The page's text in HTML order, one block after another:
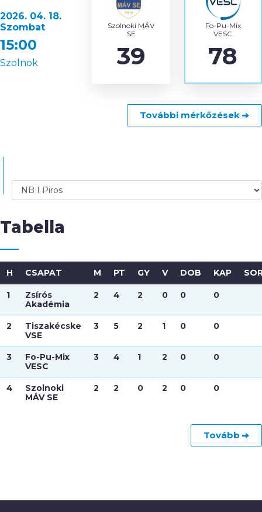
2026. 04. 18.
Szombat
15:00
Szolnok
Szolnoki MÁV
SE
39
Fo-Pu-Mix
VESC
78
További mérkőzések
Tabella
H CSAPAT M PT GY V DOB KAP
1
Zsírós
Akadémia
2 4 2 0 0 0
2
Tiszakécske
VSE
3 5 2 1 0 0
3
Fo-Pu-Mix
VESC
3 4 1 2 0 0
4
Szolnoki
MÁV SE
2 2 0 2 0 0
Tovább